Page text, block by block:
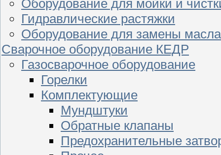
Оборудование для мойки и
Гидравлические растяжки
Оборудование для замены масла
Сварочное оборудование КЕДР
Газосварочное оборудование
Горелки
Комплектующие
Мундштуки
Обратные клапаны
Предохранительные